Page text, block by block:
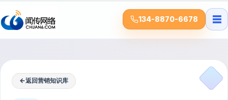
134-8870-6678 ☰
←返回营销知识库